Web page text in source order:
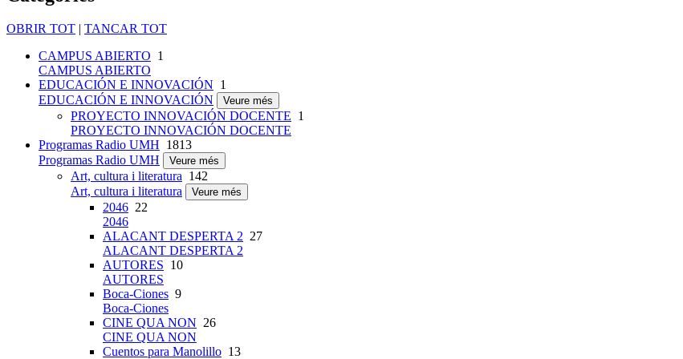
OBRIR TOT | TANCAR TOT
CAMPUS ABIERTO 1
CAMPUS ABIERTO
EDUCACIÓN E INNOVACIÓN 1
EDUCACIÓN E INNOVACIÓN
Veure més
PROYECTO INNOVACIÓN DOCENTE 1
PROYECTO INNOVACIÓN DOCENTE
Programas Radio UMH 1813
Programas Radio UMH
Veure més
Art, cultura i literatura 142
Art, cultura i literatura
Veure més
2046 22
2046
ALACANT DESPERTA 2 27
ALACANT DESPERTA 2
AUTORES 10
AUTORES
Boca-Ciones 9
Boca-Ciones
CINE QUA NON 26
CINE QUA NON
Cuentos para Manolillo 13